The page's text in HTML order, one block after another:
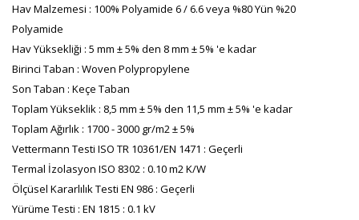
Hav Malzemesi : 100% Polyamide 6 / 6.6 veya %80 Yün %20
Polyamide
Hav Yüksekliği : 5 mm ± 5% den 8 mm ± 5% 'e kadar
Birinci Taban : Woven Polypropylene
Son Taban : Keçe Taban
Toplam Yükseklik : 8,5 mm ± 5% den 11,5 mm ± 5% 'e kadar
Toplam Ağırlık : 1700 - 3000 gr/m2 ± 5%
Vettermann Testi ISO TR 10361/EN 1471 : Geçerli
Termal İzolasyon ISO 8302 : 0.10 m2 K/W
Ölçüsel Kararlılık Testi EN 986 : Geçerli
Yürüme Testi : EN 1815 : 0.1 kV